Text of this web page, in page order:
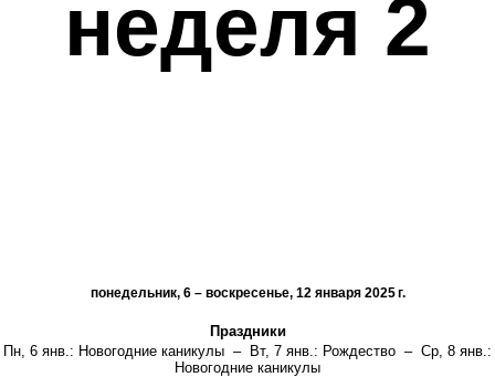
неделя 2
понедельник, 6 – воскресенье, 12 января 2025 г.
Праздники
Пн, 6 янв.: Новогодние каникулы – Вт, 7 янв.: Рождество – Ср, 8 янв.:
Новогодние каникулы